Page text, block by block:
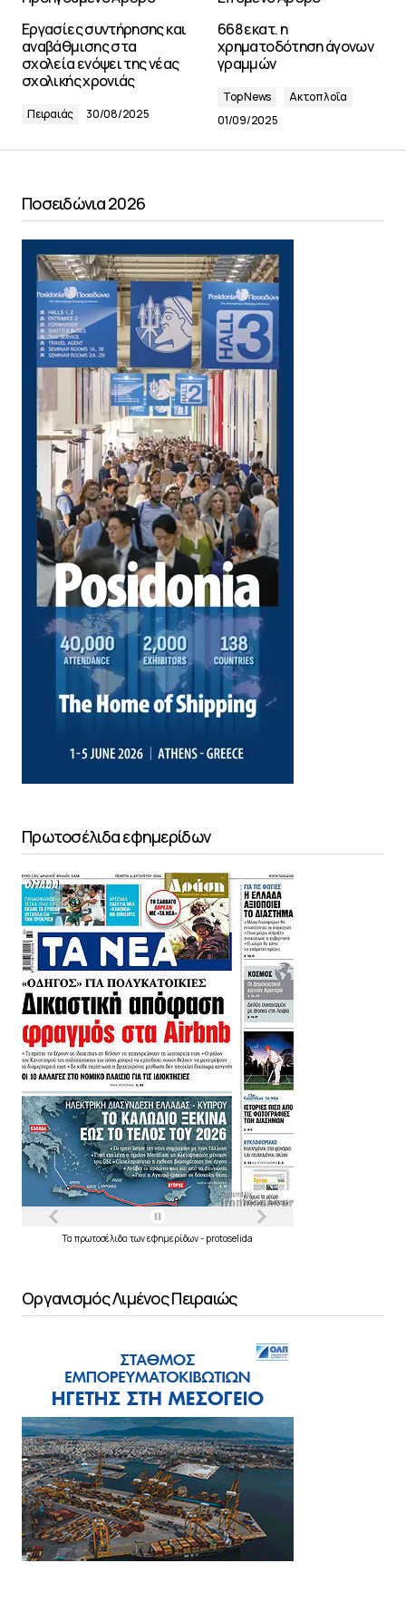
Εργασίες συντήρησης και
αναβάθμισης στα
σχολεία ενόψει της νέας
σχολικής χρονιάς
Πειραιάς 30/08/2025
668 εκατ. η
χρηματοδότηση άγονων
γραμμών
Top News
Ακτοπλοΐα
01/09/2025
Ποσειδώνια 2026
Πρωτοσέλιδα εφημερίδων
Τα πρωτοσέλιδα τωνεφημερίδων- protoselida
Οργανισμός Λιμένος Πειραιώς